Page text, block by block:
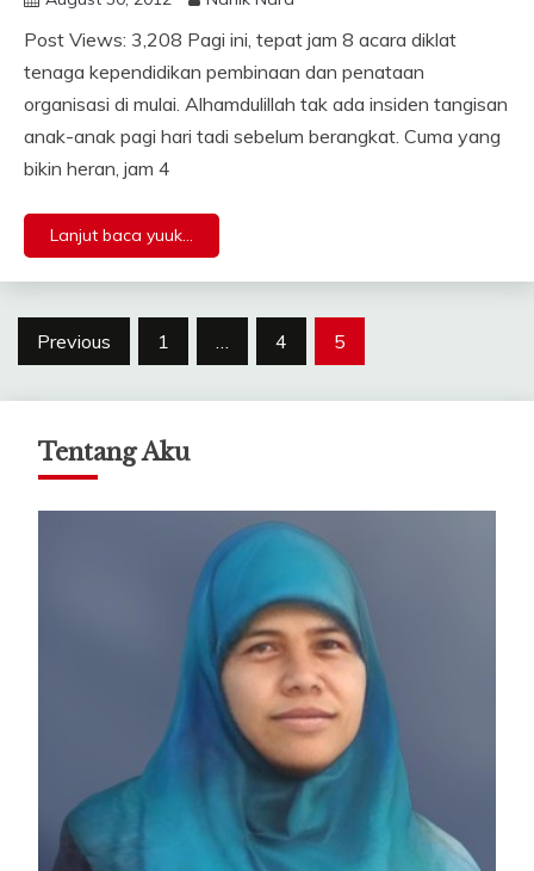
Post Views: 3,208 Pagi ini, tepat jam 8 acara diklat
tenaga kependidikan pembinaan dan penataan
organisasi di mulai. Alhamdulillah tak ada insiden tangisan
anak-anak pagi hari tadi sebelum berangkat. Cuma yang
bikin heran, jam 4
Lanjut baca yuuk...
Posts
Previous 1 … 4 5
Tentang Aku